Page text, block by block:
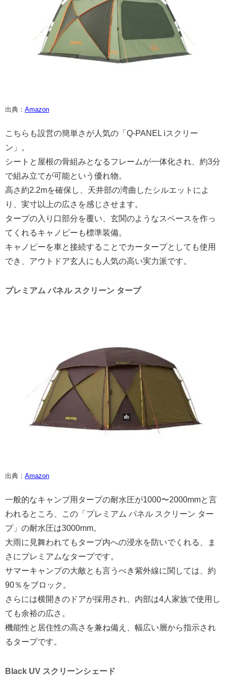
出典： Amazon
こちらも設営の簡単さが人気の「Q-PANEL iスクリー
ン」。
シートと屋根の骨組みとなるフレームが一体化され、約3分
で組み立てが可能という優れ物。
高さ約2.2mを確保し、天井部の湾曲したシルエットによ
り、実寸以上の広さを感じさせます。
タープの入り口部分を覆い、玄関のようなスペースを作っ
てくれるキャノピーも標準装備。
キャノピーを車と接続することでカータープとしても使用
でき、アウトドア玄人にも人気の高い実力派です。
プレミアム パネル スクリーン タープ
出典： Amazon
一般的なキャンプ用タープの耐水圧が1000〜2000mmと言
われるところ、この「プレミアム パネル スクリーン ター
プ」の耐水圧は3000mm。
大雨に見舞われてもタープ内への浸水を防いでくれる、ま
さにプレミアムなタープです。
サマーキャンプの大敵とも言うべき紫外線に関しては、約
90％をブロック。
さらには横開きのドアが採用され、内部は4人家族で使用し
ても余裕の広さ。
機能性と居住性の高さを兼ね備え、幅広い層から指示され
るタープです。
Black UV スクリーンシェード